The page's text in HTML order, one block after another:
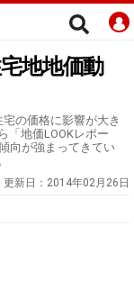
地地価動
の価格に影響が大き
「地価LOOKレポー
向が強まってきてい
更新日： 2014年02月26日